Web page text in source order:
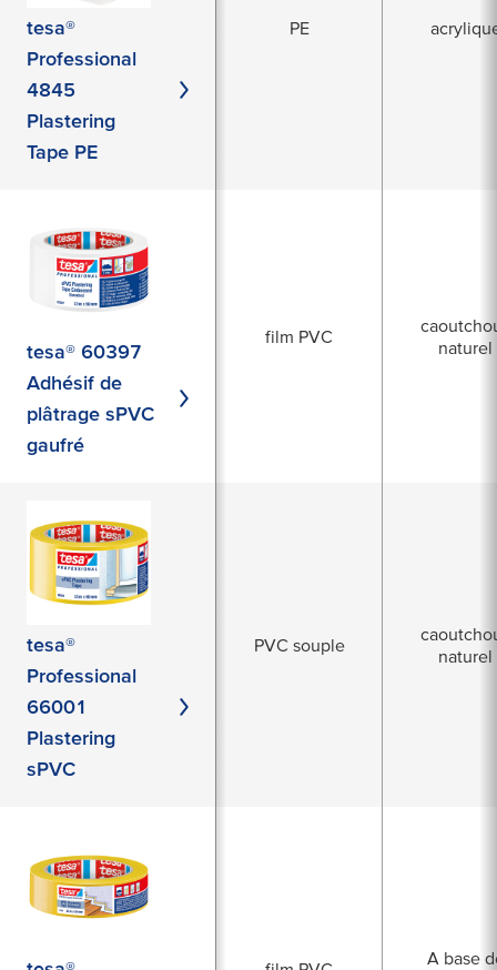
tesa®
Professional
4845
Plastering
Tape PE
PE
tesa® 60397
Adhésif de
plâtrage sPVC
gaufré
film PVC
naturel
tesa®
Professional
66001
Plastering
sPVC
PVC souple
naturel
A base